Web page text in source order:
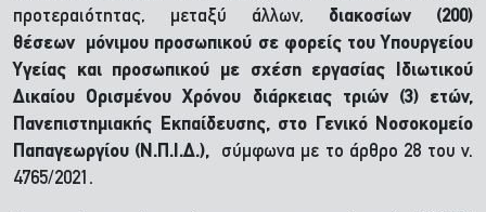
προτεραιότητας, μεταξύ άλλων, διακοσίων (200)
θέσεων μόνιμου προσωπικού σε φορείς του Υπουργείου
Υγείας και προσωπικού με σχέση εργασίας Ιδιωτικού
Δικαίου Ορισμένου Χρόνου διάρκειας τριών (3) ετών,
Πανεπιστημιακής Εκπαίδευσης, στο Γενικό Νοσοκομείο
Παπαγεωργίου (Ν.Π.Ι.Δ.), σύμφωνα με το άρθρο 28 του ν.
4765/2021.